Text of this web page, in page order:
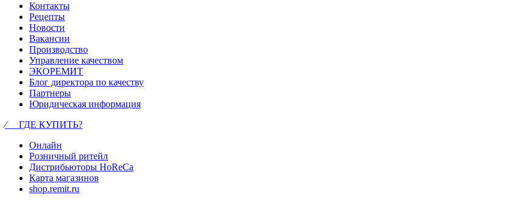
Контакты
Рецепты
Новости
Вакансии
Производство
Управление качеством
ЭКОРЕМИТ
Блог директора по качеству
Партнеры
Юридическая информация
⁄ ГДЕ КУПИТЬ?
Онлайн
Розничный ритейл
Дистрибьюторы HoReCa
Карта магазинов
shop.remit.ru